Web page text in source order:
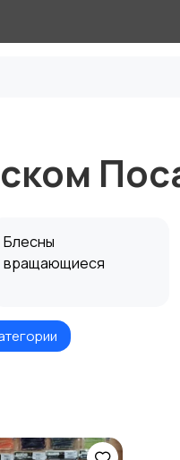
Блесны
вращающиеся
Стики
Аттрактанты